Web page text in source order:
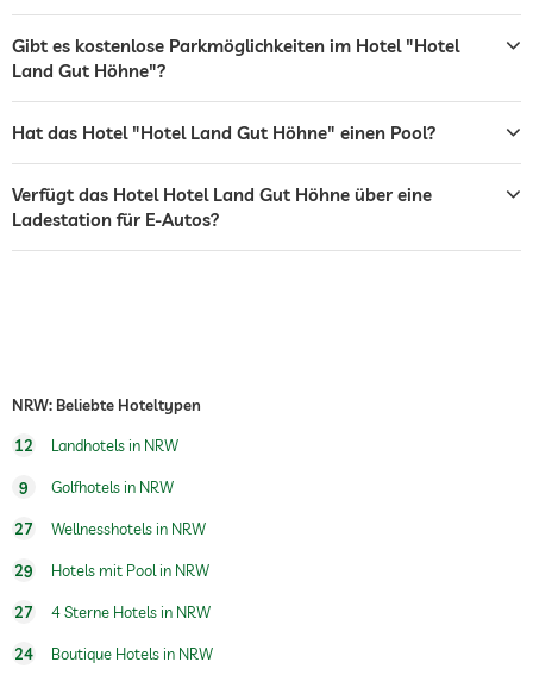
Zimmerservice
Tennis Gegen Gebühr
Tischtennis
Gibt es kostenlose Parkmöglichkeiten im Hotel "Hotel
Land Gut Höhne"?
Hat das Hotel "Hotel Land Gut Höhne" einen Pool?
Verfügt das Hotel Hotel Land Gut Höhne über eine
Ladestation für E-Autos?
NRW: Beliebte Hoteltypen
12 Landhotels in NRW
9 Golfhotels in NRW
27 Wellnesshotels in NRW
29 Hotels mit Pool in NRW
27 4 Sterne Hotels in NRW
24 Boutique Hotels in NRW